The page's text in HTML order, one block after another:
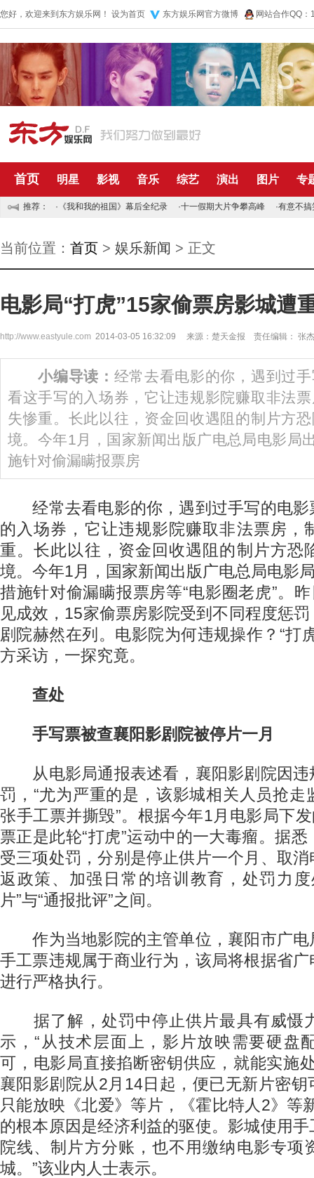
您好，欢迎来到东方娱乐网！ 设为首页 东方娱乐网官方微博 网站合作QQ
首页 明星 影视 音乐 综艺 演出 图片 专
推荐： · 《我和我的祖国》幕后全纪录 ·十一假期大片争攀高峰 ·有意不搞
当前位置： 首页 > 娱乐新闻 > 正文
电影局“打虎”15家偷票房影城遭
http://www.eastyule.com 2014-03-05 16:32:09 来源：楚天金报 责任编辑： 张杰
小编导读： 经常去看电影的你，遇到过
看这手写的入场券，它让违规影院赚取非法
失惨重。长此以往，资金回收遇阻的制片方
境。今年1月，国家新闻出版广电总局电影局
施针对偷漏瞒报票房
经常去看电影的你，遇到过手写的电影
的入场券，它让违规影院赚取非法票房，
重。长此以往，资金回收遇阻的制片方恐
境。今年1月，国家新闻出版广电总局电影
措施针对偷漏瞒报票房等“电影圈老虎”。
见成效，15家偷票房影院受到不同程度惩
剧院赫然在列。电影院为何违规操作？“打
方采访，一探究竟。
查处
手写票被查襄阳影剧院被停片一月
从电影局通报表述看，襄阳影剧院因违
罚，“尤为严重的是，该影城相关人员抢走
张手工票并撕毁”。根据今年1月电影局下
票正是此轮“打虎”运动中的一大毒瘤。据
受三项处罚，分别是停止供片一个月、取
返政策、加强日常的培训教育，处罚力
片”与“通报批评”之间。
作为当地影院的主管单位，襄阳市广电
手工票违规属于商业行为，该局将根据省
进行严格执行。
据了解，处罚中停止供片最具有威慑
示，“从技术层面上，影片放映需要硬盘
可，电影局直接掐断密钥供应，就能实施
襄阳影剧院从2月14日起，便已无新片密
只能放映《北爱》等片，《霍比特人2》等
的根本原因是经济利益的驱使。影城使用
院线、制片方分账，也不用缴纳电影专项
城。”该业内人士表示。